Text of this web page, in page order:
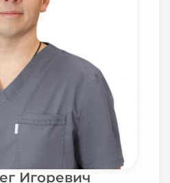
Игоревич